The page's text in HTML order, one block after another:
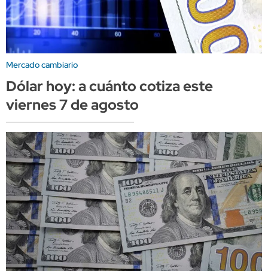
Mercado cambiario
Dólar hoy: a cuánto cotiza este
viernes 7 de agosto